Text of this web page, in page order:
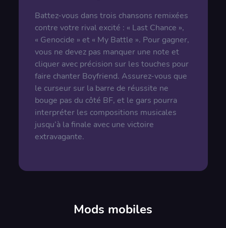
Battez-vous dans trois chansons remixées
contre votre rival excité : « Last Chance »,
« Genocide » et « My Battle ». Pour gagner,
vous ne devez pas manquer une note et
cliquer avec précision sur les touches pour
faire chanter Boyfriend. Assurez-vous que
le curseur sur la barre de réussite ne
bouge pas du côté BF, et le gars pourra
interpréter les compositions musicales
jusqu’à la finale avec une victoire
extravagante.
Mods mobiles